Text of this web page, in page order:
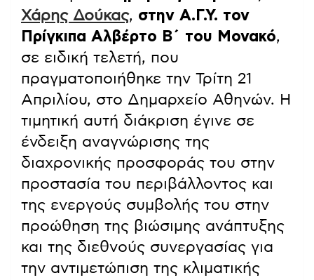
Χάρης Δούκας, στην Α.Γ.Υ. τον
Πρίγκιπα Αλβέρτο Β΄ του Μονακό,
σε ειδική τελετή, που
πραγματοποιήθηκε την Τρίτη 21
Απριλίου, στο Δημαρχείο Αθηνών. Η
τιμητική αυτή διάκριση έγινε σε
ένδειξη αναγνώρισης της
διαχρονικής προσφοράς του στην
προστασία του περιβάλλοντος και
της ενεργούς συμβολής του στην
προώθηση της βιώσιμης ανάπτυξης
και της διεθνούς συνεργασίας για
την αντιμετώπιση της κλιματικής